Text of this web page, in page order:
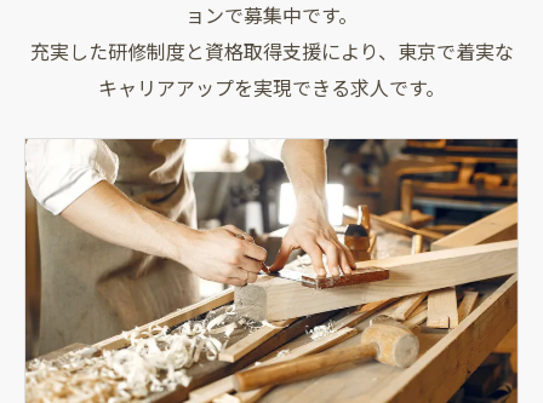
ョンで募集中です。
充実した研修制度と資格取得支援により、東京で着実な
キャリアアップを実現できる求人です。